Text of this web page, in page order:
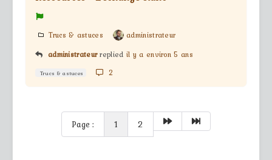
Trucs & astuces
administrateur
administrateur replied il y a environ 5 ans
Trucs & astuces 2
Page : 1 2